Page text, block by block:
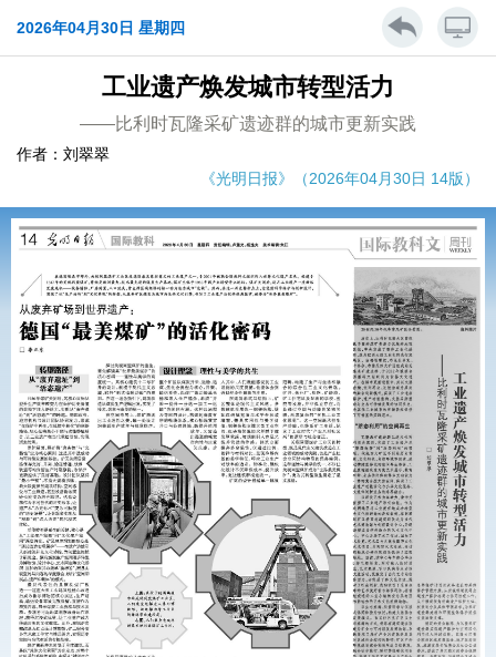
2026年04月30日 星期四
工业遗产焕发城市转型活力
——比利时瓦隆采矿遗迹群的城市更新实践
作者：刘翠翠
《光明日报》（2026年04月30日 14版）